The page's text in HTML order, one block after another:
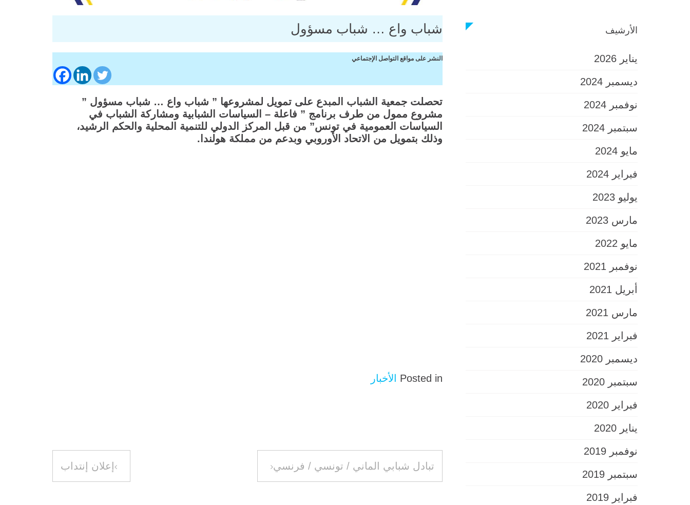
شباب واع … شباب مسؤول
النشر على مواقع التواصل الإجتماعي
تحصلت جمعية الشباب المبدع على تمويل لمشروعها ” شباب واع … شباب مسؤول ”
مشروع ممول من طرف برنامج ” فاعلة – السياسات الشبابية ومشاركة الشباب في
السياسات العمومية في تونس” من قبل المركز الدولي للتنمية المحلية والحكم الرشيد،
وذلك بتمويل من الاتحاد الأوروبي وبدعم من مملكة هولندا.
Posted in الأخبار
تصفّح
إعلان إنتداب تبادل شبابي الماني / تونسي / فرنسي
الأرشيف
يناير 2026
ديسمبر 2024
نوفمبر 2024
سبتمبر 2024
مايو 2024
فبراير 2024
يوليو 2023
مارس 2023
مايو 2022
نوفمبر 2021
أبريل 2021
مارس 2021
فبراير 2021
ديسمبر 2020
سبتمبر 2020
فبراير 2020
يناير 2020
نوفمبر 2019
سبتمبر 2019
فبراير 2019